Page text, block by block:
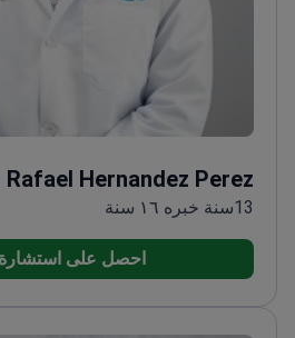
Hernandez Perez
13سنة خبره ١٦ سنة
احصل على استشارة